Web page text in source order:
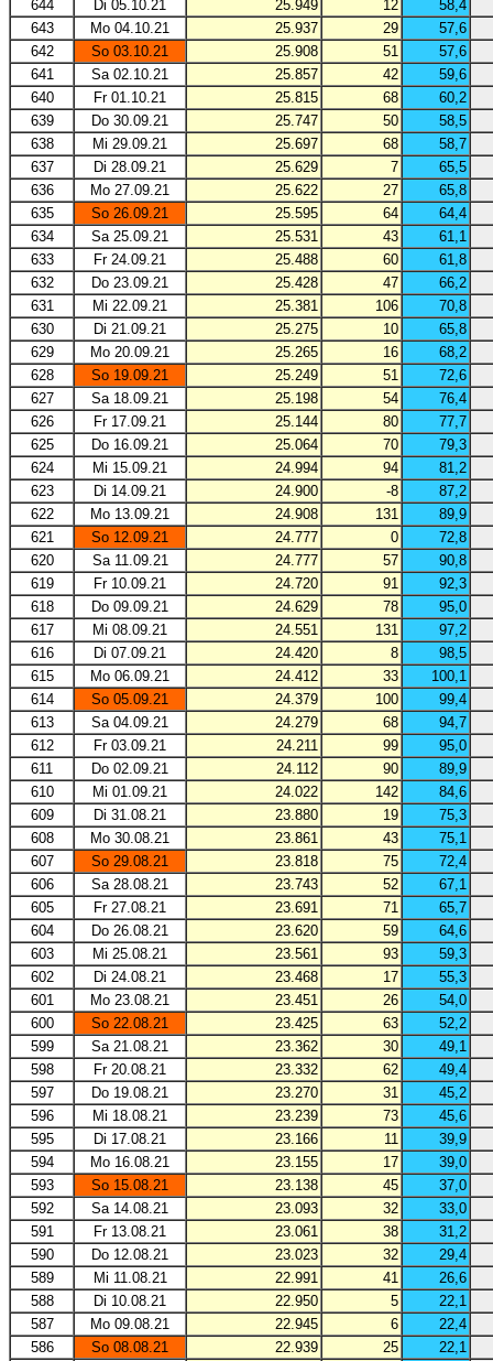
644 Di 05.10.21 25.949 12
58,4
643
Mo 04.10.21 25.937 29
57,6
642
So 03.10.21 25.908 51
57,6
641
Sa 02.10.21 25.857 42
59,6
640
Fr 01.10.21 25.815 68
60,2
639
Do 30.09.21 25.747 50
58,5
638
Mi 29.09.21 25.697 68
58,7
637
Di 28.09.21 25.629 7
65,5
636
Mo 27.09.21 25.622 27
65,8
635
So 26.09.21 25.595 64
64,4
634
Sa 25.09.21 25.531 43
61,1
633
Fr 24.09.21 25.488 60
61,8
632
Do 23.09.21 25.428 47
66,2
631
Mi 22.09.21 25.381 106
70,8
630
Di 21.09.21 25.275 10
65,8
629
Mo 20.09.21 25.265 16
68,2
628
So 19.09.21 25.249 51
72,6
627
Sa 18.09.21 25.198 54
76,4
626
Fr 17.09.21 25.144 80
77,7
625
Do 16.09.21 25.064 70
79,3
624
Mi 15.09.21 24.994 94
81,2
623
Di 14.09.21 24.900 -8
87,2
622
Mo 13.09.21 24.908 131
89,9
621
So 12.09.21 24.777 0
72,8
620
Sa 11.09.21 24.777 57
90,8
619
Fr 10.09.21 24.720 91
92,3
618
Do 09.09.21 24.629 78
95,0
617
Mi 08.09.21 24.551 131
97,2
616
Di 07.09.21 24.420 8
98,5
615
Mo 06.09.21 24.412 33
100,1
614
So 05.09.21 24.379 100
99,4
613
Sa 04.09.21 24.279 68
94,7
612
Fr 03.09.21 24.211 99
95,0
611
Do 02.09.21 24.112 90
89,9
610
Mi 01.09.21 24.022 142
84,6
609
Di 31.08.21 23.880 19
75,3
608
Mo 30.08.21 23.861 43
75,1
607
So 29.08.21 23.818 75
72,4
606
Sa 28.08.21 23.743 52
67,1
605
Fr 27.08.21 23.691 71
65,7
604
Do 26.08.21 23.620 59
64,6
603
Mi 25.08.21 23.561 93
59,3
602
Di 24.08.21 23.468 17
55,3
601
Mo 23.08.21 23.451 26
54,0
600
So 22.08.21 23.425 63
52,2
599
Sa 21.08.21 23.362 30
49,1
598
Fr 20.08.21 23.332 62
49,4
597
Do 19.08.21 23.270 31
45,2
596
Mi 18.08.21 23.239 73
45,6
595
Di 17.08.21 23.166 11
39,9
594
Mo 16.08.21 23.155 17
39,0
593
So 15.08.21 23.138 45
37,0
592
Sa 14.08.21 23.093 32
33,0
591
Fr 13.08.21 23.061 38
31,2
590
Do 12.08.21 23.023 32
29,4
589
Mi 11.08.21 22.991 41
26,6
588
Di 10.08.21 22.950 5
22,1
587
Mo 09.08.21 22.945 6
22,4
586
So 08.08.21 22.939 25
22,1